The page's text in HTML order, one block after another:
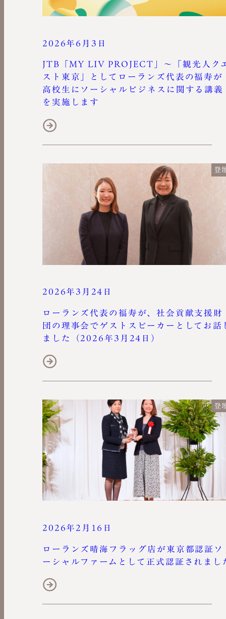
2026年6月3日
JTB「MY LIV PROJECT」〜「観光人ク
スト東京」としてローランズ代表の福寿が
高校生にソーシャルビジネスに関する講義
を実施します
登
2026年3月24日
ローランズ代表の福寿が、社会貢献支援財
団の理事会でゲストスピーカーとしてお話
ました（2026年3月24日）
登
2026年2月16日
ローランズ晴海フラッグ店が東京都認証ソ
ーシャルファームとして正式認証されまし